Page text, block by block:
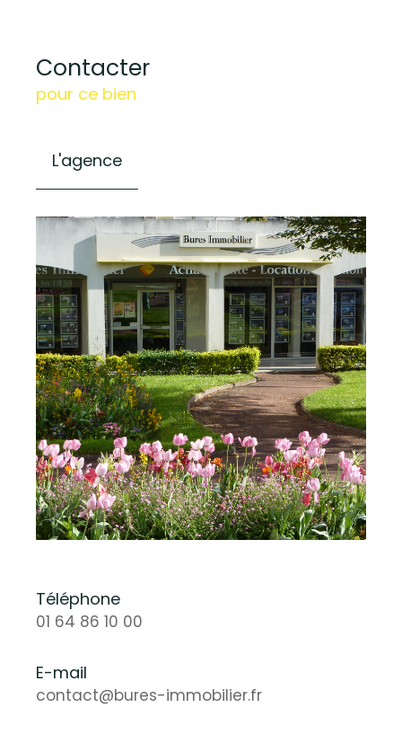
Contacter
pour ce bien
L'agence
Téléphone
01 64 86 10 00
E-mail
contact@bures-immobilier.fr